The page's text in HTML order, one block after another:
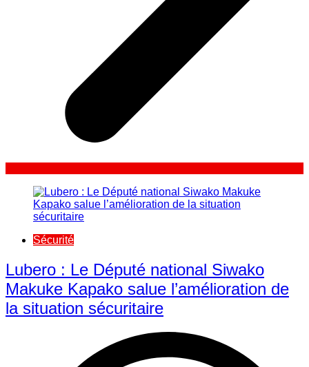
Sécurité
Lubero : Le Député national Siwako
Makuke Kapako salue l’amélioration de
la situation sécuritaire